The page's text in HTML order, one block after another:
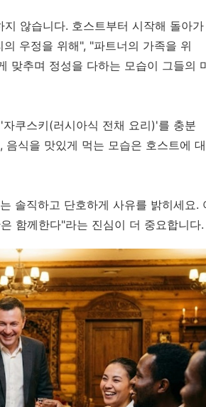
않습니다. 호스트부터 시작해 돌아가
우정을 위해", "파트너의 가족을 위
맞추며 정성을 다하는 모습이 그들의
쿠스키(러시아식 전채 요리)'를 충분
식을 맛있게 먹는 모습은 호스트에 대
솔직하고 단호하게 사유를 밝히세요.
함께한다"라는 진심이 더 중요합니다.